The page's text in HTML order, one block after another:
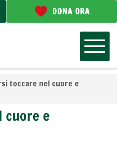
DONA ORA
toccare nel cuore e
cuore e